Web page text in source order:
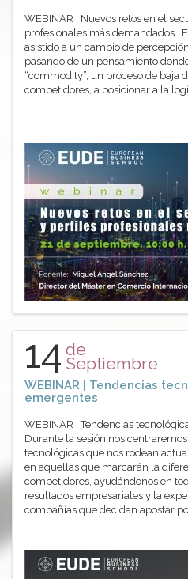
WEBINAR | Nuevos retos en el
profesionales más demandados
asistido a un cambio de
pasando de un pensamiento
“commodity”, un proceso de baja
competidores, a posicionar a la
14 de
Septiembre
WEBINAR | Tendencias
emergentes
WEBINAR | Tendencias
Durante la sesión nos
tecnológicas que nos rodean
en aquellas que marcarán la
competidores, ayudándonos en
resultados empresariales y la
compañías que decidan apostar